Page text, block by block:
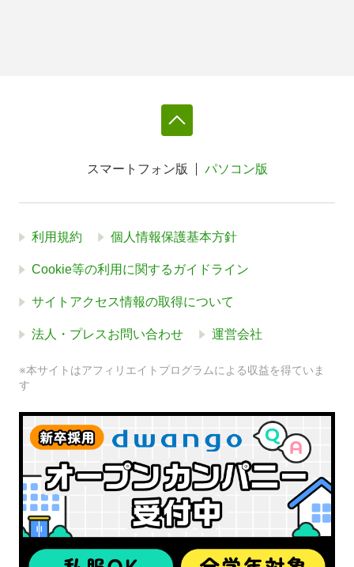
スマートフォン版 パソコン版
利用規約 個人情報保護基本方針
Cookie等の利用に関するガイドライン
サイトアクセス情報の取得について
法人・プレスお問い合わせ 運営会社
※本サイトはアフィリエイトプログラムによる収益を得ていま
す